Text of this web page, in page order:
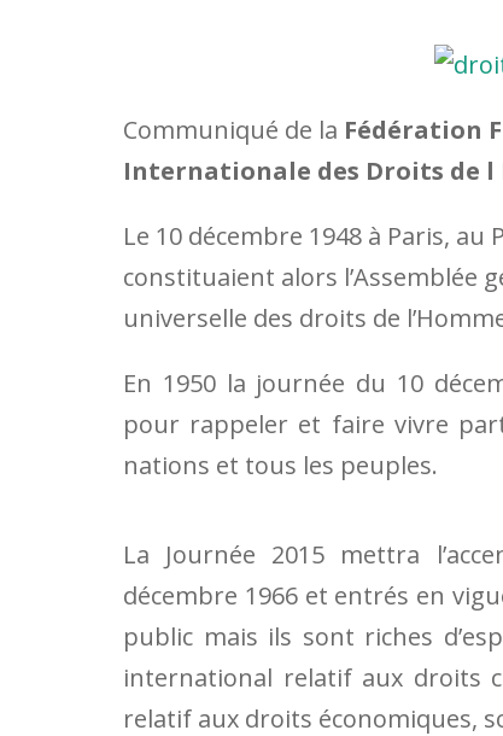
Communiqué de la Fédération
Internationale des Droits de l
Le 10 décembre 1948 à Paris,
constituaient alors l’Assemblée
universelle des droits de
En 1950 la journée du 10
pour rappeler et faire vivre
nations et tous les peuples.
La Journée 2015 mettra
décembre 1966 et entrés en
public mais ils sont riches
international relatif aux droits
relatif aux droits économiques,